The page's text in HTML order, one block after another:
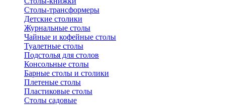
Столы-трансформеры
Детские столики
Журнальные столы
Чайные и кофейные столы
Туалетные столы
Подстолья для столов
Консольные столы
Барные столы и столики
Плетеные столы
Пластиковые столы
Столы садовые